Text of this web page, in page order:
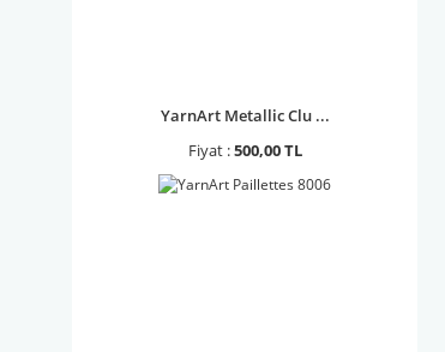
YarnArt Metallic Clu ...
Fiyat :500,00 TL